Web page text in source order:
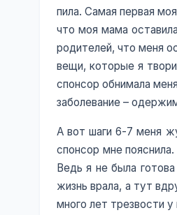
пила. Самая первая
что моя мама
родителей, что меня
вещи, которые я
спонсор обнимала
заболевание –
А вот шаги 6-7 меня
спонсор мне
Ведь я не была
жизнь врала, а тут
много лет трезвости